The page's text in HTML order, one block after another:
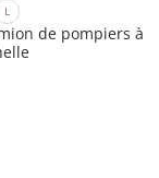
L
de pompiers à